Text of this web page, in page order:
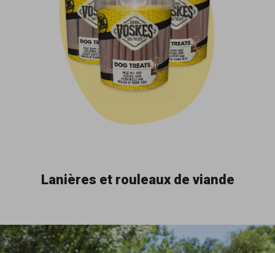
Lanières et rouleaux de viande